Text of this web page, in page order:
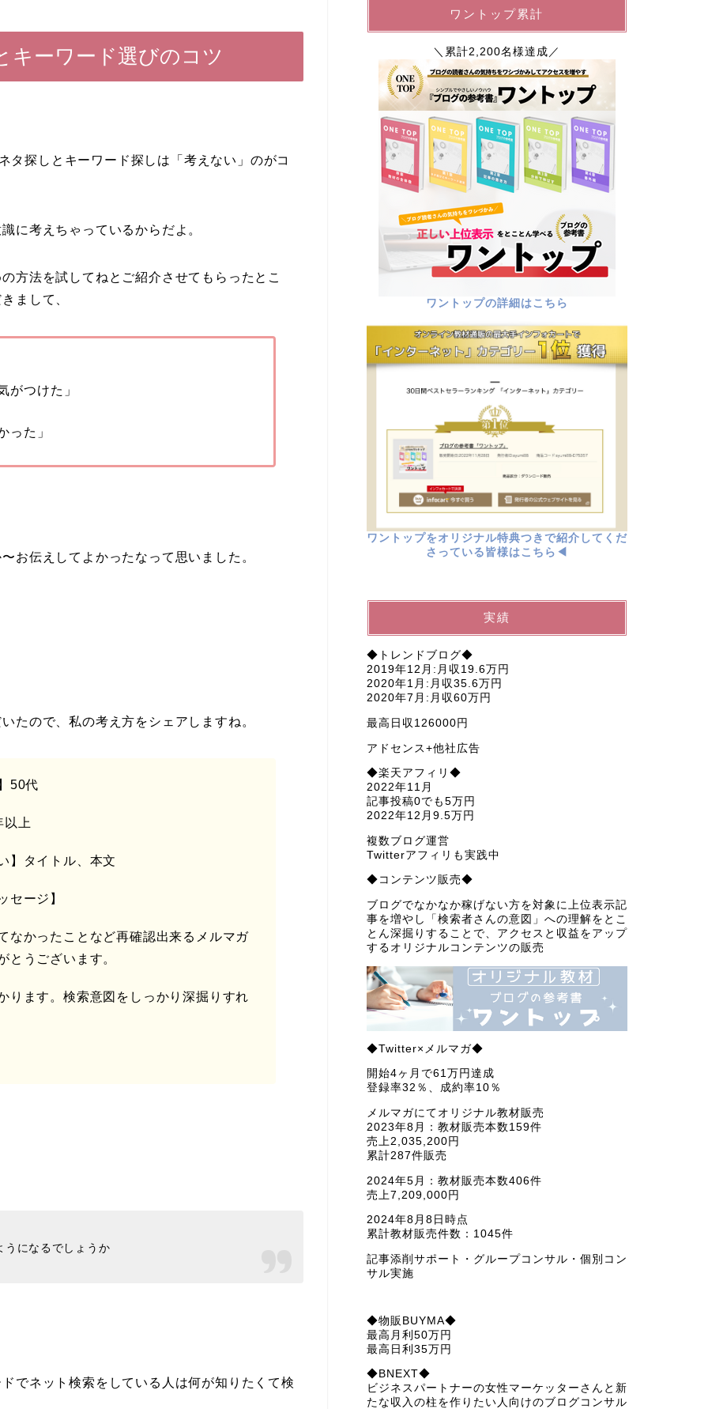
キーワード選びのコツ
探しとキーワード探しは「考えない」のがコ
に考えちゃっているからだよ。
方法を試してねとご紹介させてもらったとこ
まして、
がつけた」
った」
お伝えしてよかったなって思いました。
たので、私の考え方をシェアしますね。
50代
以上
】タイトル、本文
セージ】
なかったことなど再確認出来るメルマガ
とうございます。
ります。検索意図をしっかり深掘りすれ
うになるでしょうか
でネット検索をしている人は何が知りたくて検
ワントップ累計
＼累計2,200名様達成／
ワントップの詳細はこちら
ワントップをオリジナル特典つきで紹介してくだ
さっている皆様はこちら◀︎
実績
◆トレンドブログ◆
2019年12月:月収19.6万円
2020年1月:月収35.6万円
2020年7月:月収60万円
最高日収126000円
アドセンス+他社広告
◆楽天アフィリ◆
2022年11月
記事投稿0でも5万円
2022年12月9.5万円
複数ブログ運営
Twitterアフィリも実践中
◆コンテンツ販売◆
ブログでなかなか稼げない方を対象に上位表示記
事を増やし「検索者さんの意図」への理解をとこ
とん深掘りすることで、アクセスと収益をアップ
するオリジナルコンテンツの販売
◆Twitter×メルマガ◆
開始4ヶ月で61万円達成
登録率32％、成約率10％
メルマガにてオリジナル教材販売
2023年8月：教材販売本数159件
売上2,035,200円
累計287件販売
2024年5月：教材販売本数406件
売上7,209,000円
2024年8月8日時点
累計教材販売件数：1045件
記事添削サポート・グループコンサル・個別コン
サル実施
◆物販BUYMA◆
最高月利50万円
最高日利35万円
◆BNEXT◆
ビジネスパートナーの女性マーケッターさんと新
たな収入の柱を作りたい人向けのブログコンサル